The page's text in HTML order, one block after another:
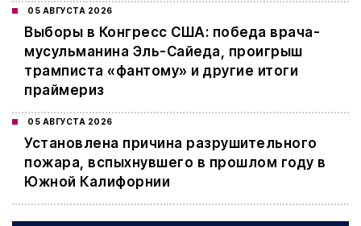
05 АВГУСТА 2026
Выборы в Конгресс США: победа врача-
мусульманина Эль-Сайеда, проигрыш
трамписта «фантому» и другие итоги
праймериз
05 АВГУСТА 2026
Установлена причина разрушительного
пожара, вспыхнувшего в прошлом году в
Южной Калифорнии